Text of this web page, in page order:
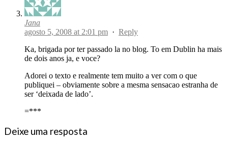
Jana
agosto 5, 2008 at 2:01 pm · Reply
Ka, brigada por ter passado la no blog. To em Dublin ha mais
de dois anos ja, e voce?
Adorei o texto e realmente tem muito a ver com o que
publiquei – obviamente sobre a mesma sensacao estranha de
ser ‘deixada de lado’.
=***
Deixe uma resposta